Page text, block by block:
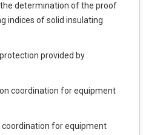
the determination of the proof
indices of solid insulating
provided by
coordination for equipment
coordination for equipment